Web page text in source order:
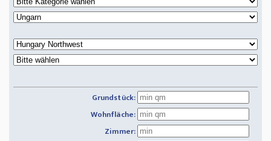
Grundstück:
Wohnfläche:
Zimmer: